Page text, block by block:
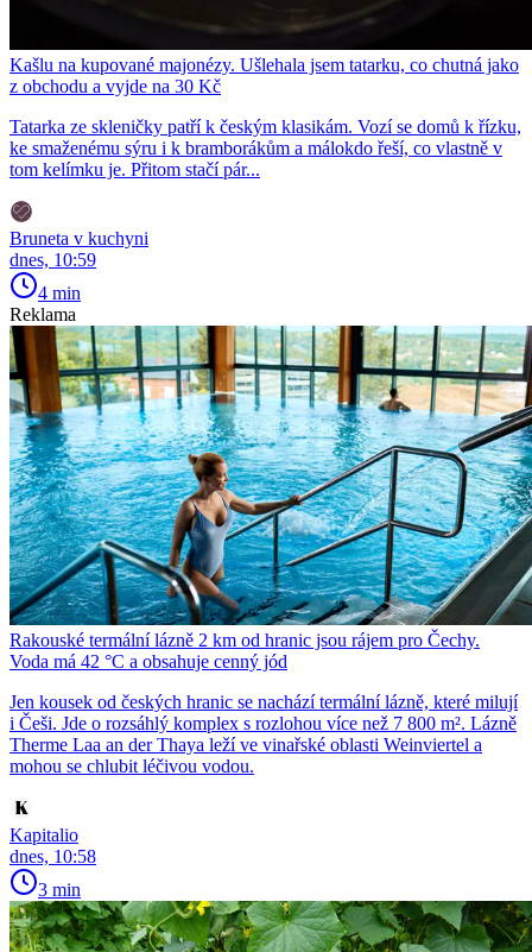
Kašlu na kupované majonézy. Ušlehala jsem tatarku, co chutná jako
z obchodu a vyjde na 30 Kč
Tatarka ze skleničky patří k českým klasikám. Vozí se domů k řízku,
ke smaženému sýru i k bramborákům a málokdo řeší, co vlastně v
tom kelímku je. Přitom stačí pár...
Bruneta v kuchyni
dnes, 10:59
4 min
Reklama
Rakouské termální lázně 2 km od hranic jsou rájem pro Čechy.
Voda má 42 °C a obsahuje cenný jód
Jen kousek od českých hranic se nachází termální lázně, které milují
i Češi. Jde o rozsáhlý komplex s rozlohou více než 7 800 m². Lázně
Therme Laa an der Thaya leží ve vinařské oblasti Weinviertel a
mohou se chlubit léčivou vodou.
Kapitalio
dnes, 10:58
3 min